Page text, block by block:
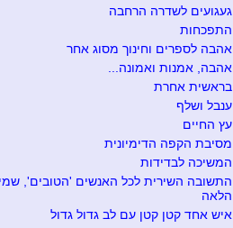
געגועים לשדרה הרחבה
התפכחות
אהבה לספרים וחינוך מסוג אחר
אהבה, אמנות ואמונה...
בראשית אחרת
ענבל ושלף
עץ החיים
מסיבת הקפה הדימיונית
המשיכה לבדידות
התשובה השירית לכל האנשים 'הטובים',
הלאה
איש אחד קטן קטן עם לב גדול גדול